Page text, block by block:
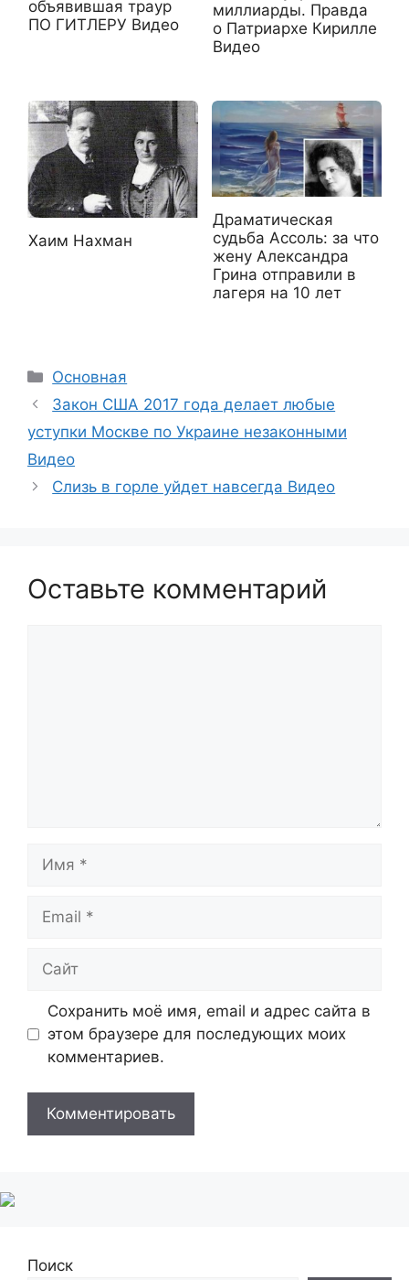
объявившая траур
ПО ГИТЛЕРУ Видео
миллиарды. Правда
о Патриархе Кирилле
Видео
Хаим Нахман
Драматическая
судьба Ассоль: за что
жену Александра
Грина отправили в
лагеря на 10 лет
Рубрики
Основная
Закон США 2017 года делает любые
уступки Москве по Украине незаконными
Видео
Слизь в горле уйдет навсегда Видео
Оставьте комментарий
Имя
Email
Сайт
Сохранить моё имя, email и адрес сайта в
этом браузере для последующих моих
комментариев.
Поиск